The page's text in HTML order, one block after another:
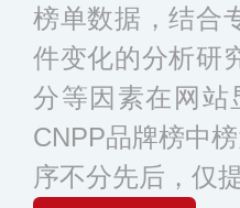
榜单数据，结合
件变化的分析研
分等因素在网站
CNPP品牌榜中
序不分先后，仅